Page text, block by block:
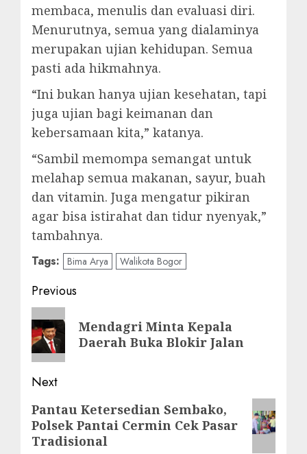
membaca, menulis dan evaluasi diri.
Menurutnya, semua yang dialaminya
merupakan ujian kehidupan. Semua
pasti ada hikmahnya.
“Ini bukan hanya ujian kesehatan, tapi
juga ujian bagi keimanan dan
kebersamaan kita,” katanya.
“Sambil memompa semangat untuk
melahap semua makanan, sayur, buah
dan vitamin. Juga mengatur pikiran
agar bisa istirahat dan tidur nyenyak,”
tambahnya.
Tags: Bima Arya Walikota Bogor
Post
navigation
Previous
Previous
post:
Mendagri Minta Kepala
Daerah Buka Blokir Jalan
Next
Next
post:
Pantau Ketersedian Sembako,
Polsek Pantai Cermin Cek Pasar
Tradisional